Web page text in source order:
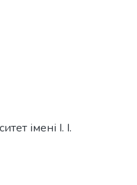
імені І. І.